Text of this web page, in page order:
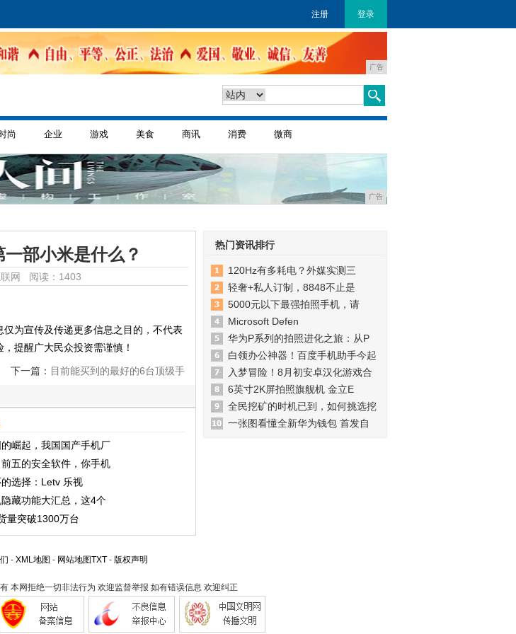
注册 登录
广告
尚 企业 游戏 美食 商讯 消费 微商
广告
部小米是什么？
联网 阅读：1403
为宣传及传递更多信息之目的，不代表
提醒广大民众投资需谨慎！
下一篇： 目前能买到的最好的6台顶级手
崛起，我国国产手机厂
五的安全软件，你手机
选择：Letv 乐视
藏功能大汇总，这4个
量突破1300万台
热门资讯排行
120Hz有多耗电？外媒实测三
轻奢+私人订制，8848不止是
5000元以下最强拍照手机，请
Microsoft Defen
华为P系列的拍照进化之旅：从P
白领办公神器！百度手机助手今起
入梦冒险！8月初安卓汉化游戏合
6英寸2K屏拍照旗舰机 金立E
全民挖矿的时机已到，如何挑选挖
一张图看懂全新华为钱包 首发自
- XML地图 - 网站地图TXT- 版权声明
本网拒绝一切非法行为 欢迎监督举报 如有错误信息 欢迎纠正